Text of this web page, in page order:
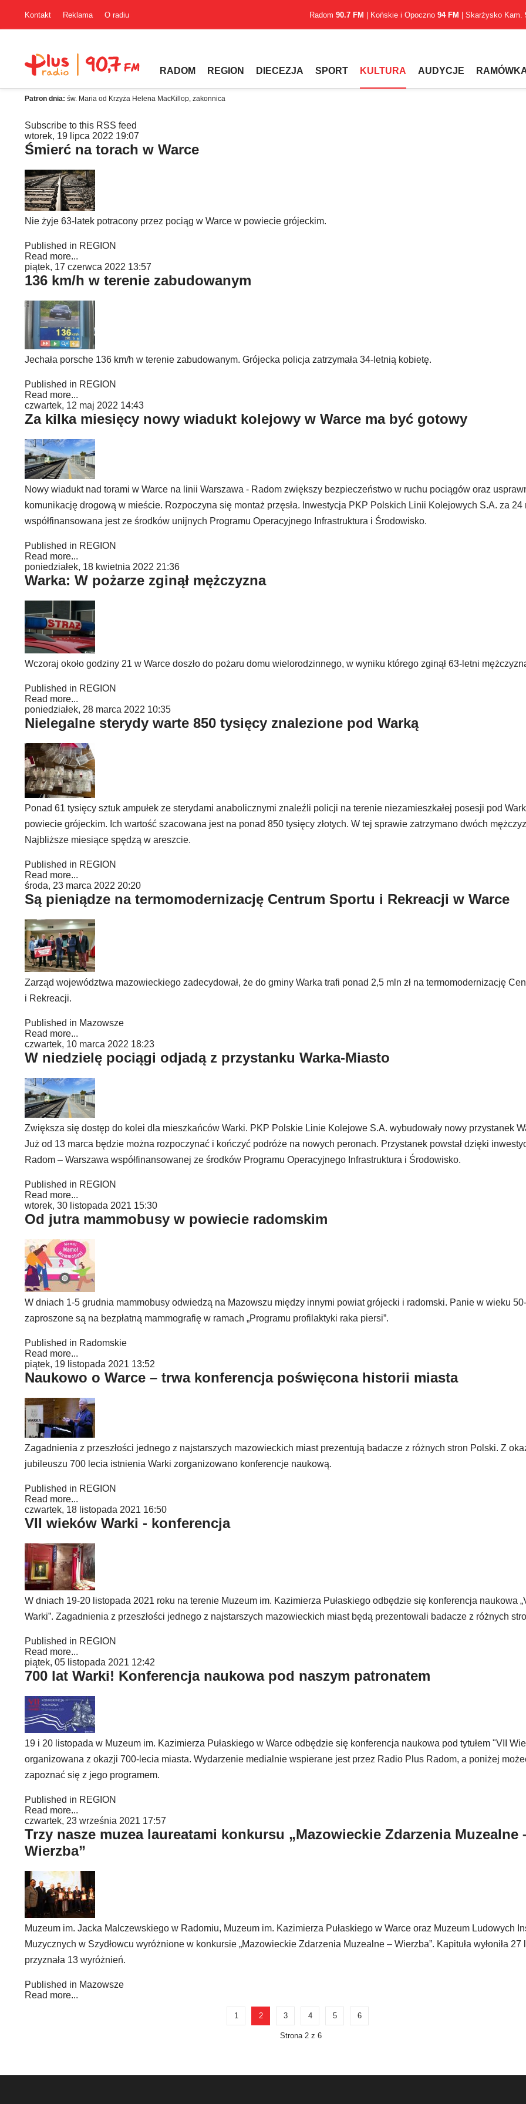
Kontakt Reklama O radiu Radom 90.7 FM | Końskie i Opoczno 94 FM | Skarżysko Kam.
RADOM REGION DIECEZJA SPORT KULTURA AUDYCJE
Patron dnia: św. Maria od Krzyża Helena MacKillop, zakonnica
Subscribe to this RSS feed
wtorek, 19 lipca 2022 19:07
Śmierć na torach w Warce
Nie żyje 63-latek potracony przez pociąg w Warce w powiecie grójeckim.
Published in REGION
Read more...
piątek, 17 czerwca 2022 13:57
136 km/h w terenie zabudowanym
Jechała porsche 136 km/h w terenie zabudowanym. Grójecka policja zatrzymała 34-letnią kobietę.
Published in REGION
Read more...
czwartek, 12 maj 2022 14:43
Za kilka miesięcy nowy wiadukt kolejowy w Warce ma być gotowy
Nowy wiadukt nad torami w Warce na linii Warszawa - Radom zwiększy bezpieczeństwo w ruchu pociągów oraz
komunikację drogową w mieście. Rozpoczyna się montaż przęsła. Inwestycja PKP Polskich Linii Kolejowych S.A. za 24
współfinansowana jest ze środków unijnych Programu Operacyjnego Infrastruktura i Środowisko.
Published in REGION
Read more...
poniedziałek, 18 kwietnia 2022 21:36
Warka: W pożarze zginął mężczyzna
Wczoraj około godziny 21 w Warce doszło do pożaru domu wielorodzinnego, w wyniku którego zginął 63-letni
Published in REGION
Read more...
poniedziałek, 28 marca 2022 10:35
Nielegalne sterydy warte 850 tysięcy znalezione pod Warką
Ponad 61 tysięcy sztuk ampułek ze sterydami anabolicznymi znaleźli policji na terenie niezamieszkałej posesji pod
powiecie grójeckim. Ich wartość szacowana jest na ponad 850 tysięcy złotych. W tej sprawie zatrzymano dwóch
Najbliższe miesiące spędzą w areszcie.
Published in REGION
Read more...
środa, 23 marca 2022 20:20
Są pieniądze na termomodernizację Centrum Sportu i Rekreacji w Warce
Zarząd województwa mazowieckiego zadecydował, że do gminy Warka trafi ponad 2,5 mln zł na termomodernizację
i Rekreacji.
Published in Mazowsze
Read more...
czwartek, 10 marca 2022 18:23
W niedzielę pociągi odjadą z przystanku Warka-Miasto
Zwiększa się dostęp do kolei dla mieszkańców Warki. PKP Polskie Linie Kolejowe S.A. wybudowały nowy przystanek
Już od 13 marca będzie można rozpoczynać i kończyć podróże na nowych peronach. Przystanek powstał dzięki
Radom – Warszawa współfinansowanej ze środków Programu Operacyjnego Infrastruktura i Środowisko.
Published in REGION
Read more...
wtorek, 30 listopada 2021 15:30
Od jutra mammobusy w powiecie radomskim
W dniach 1-5 grudnia mammobusy odwiedzą na Mazowszu między innymi powiat grójecki i radomski. Panie w wieku
zaproszone są na bezpłatną mammografię w ramach „Programu profilaktyki raka piersi”.
Published in Radomskie
Read more...
piątek, 19 listopada 2021 13:52
Naukowo o Warce – trwa konferencja poświęcona historii miasta
Zagadnienia z przeszłości jednego z najstarszych mazowieckich miast prezentują badacze z różnych stron Polski. Z
jubileuszu 700 lecia istnienia Warki zorganizowano konferencje naukową.
Published in REGION
Read more...
czwartek, 18 listopada 2021 16:50
VII wieków Warki - konferencja
W dniach 19-20 listopada 2021 roku na terenie Muzeum im. Kazimierza Pułaskiego odbędzie się konferencja naukowa
Warki”. Zagadnienia z przeszłości jednego z najstarszych mazowieckich miast będą prezentowali badacze z różnych
Published in REGION
Read more...
piątek, 05 listopada 2021 12:42
700 lat Warki! Konferencja naukowa pod naszym patronatem
19 i 20 listopada w Muzeum im. Kazimierza Pułaskiego w Warce odbędzie się konferencja naukowa pod tytułem "VII
organizowana z okazji 700-lecia miasta. Wydarzenie medialnie wspierane jest przez Radio Plus Radom, a poniżej
zapoznać się z jego programem.
Published in REGION
Read more...
czwartek, 23 września 2021 17:57
Trzy nasze muzea laureatami konkursu „Mazowieckie Zdarzenia Muzealne
Wierzba”
Muzeum im. Jacka Malczewskiego w Radomiu, Muzeum im. Kazimierza Pułaskiego w Warce oraz Muzeum Ludowych
Muzycznych w Szydłowcu wyróżnione w konkursie „Mazowieckie Zdarzenia Muzealne – Wierzba”. Kapituła wyłoniła 27
przyznała 13 wyróżnień.
Published in Mazowsze
Read more...
1 2 3 4 5 6
Strona 2 z 6